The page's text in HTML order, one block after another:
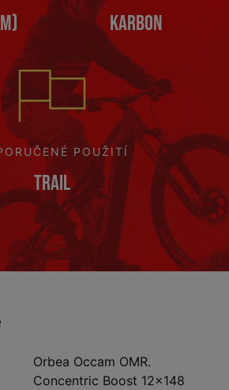
Karbon
POUŽITÍ
Trail
Orbea Occam OMR.
Concentric Boost 12x148